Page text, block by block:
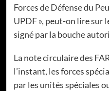
Forces de Défense du
UPDF », peut-on lire sur
signé par la bouche
La note circulaire des
l’instant, les forces
par les unités spéciales